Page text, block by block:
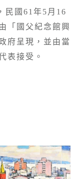
民國61年5月16
「國父紀念館興
府呈現，並由當
表接受。